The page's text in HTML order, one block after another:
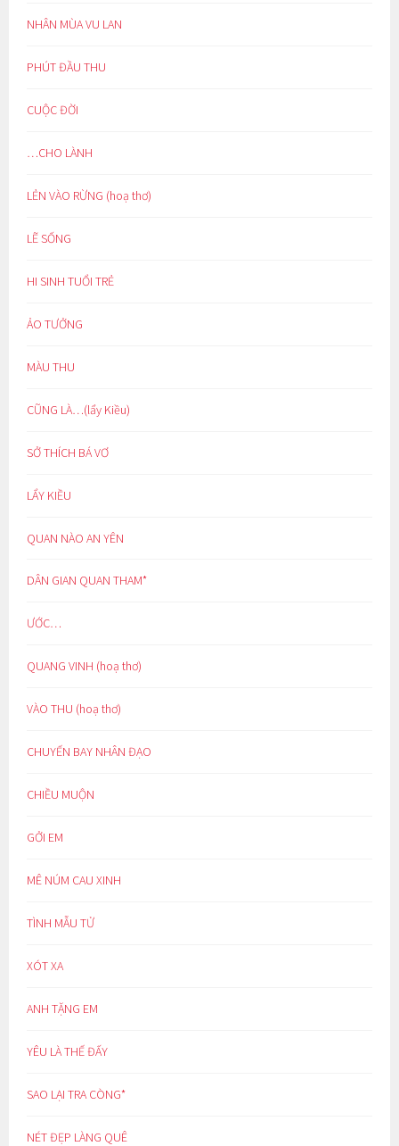
NHÂN MÙA VU LAN
PHÚT ĐẦU THU
CUỘC ĐỜI
…CHO LÀNH
LẺN VÀO RỪNG (hoạ thơ)
LẼ SỐNG
HI SINH TUỔI TRẺ
ẢO TƯỞNG
MÀU THU
CŨNG LÀ…(lẩy Kiều)
SỞ THÍCH BÁ VƠ
LẨY KIỀU
QUAN NÀO AN YÊN
DÂN GIAN QUAN THAM*
ƯỚC…
QUANG VINH (hoạ thơ)
VÀO THU (hoạ thơ)
CHUYẾN BAY NHÂN ĐẠO
CHIỀU MUỘN
GỞI EM
MÊ NÚM CAU XINH
TÌNH MẪU TỬ
XÓT XA
ANH TẶNG EM
YÊU LÀ THẾ ĐẤY
SAO LẠI TRA CÒNG*
NÉT ĐẸP LÀNG QUÊ